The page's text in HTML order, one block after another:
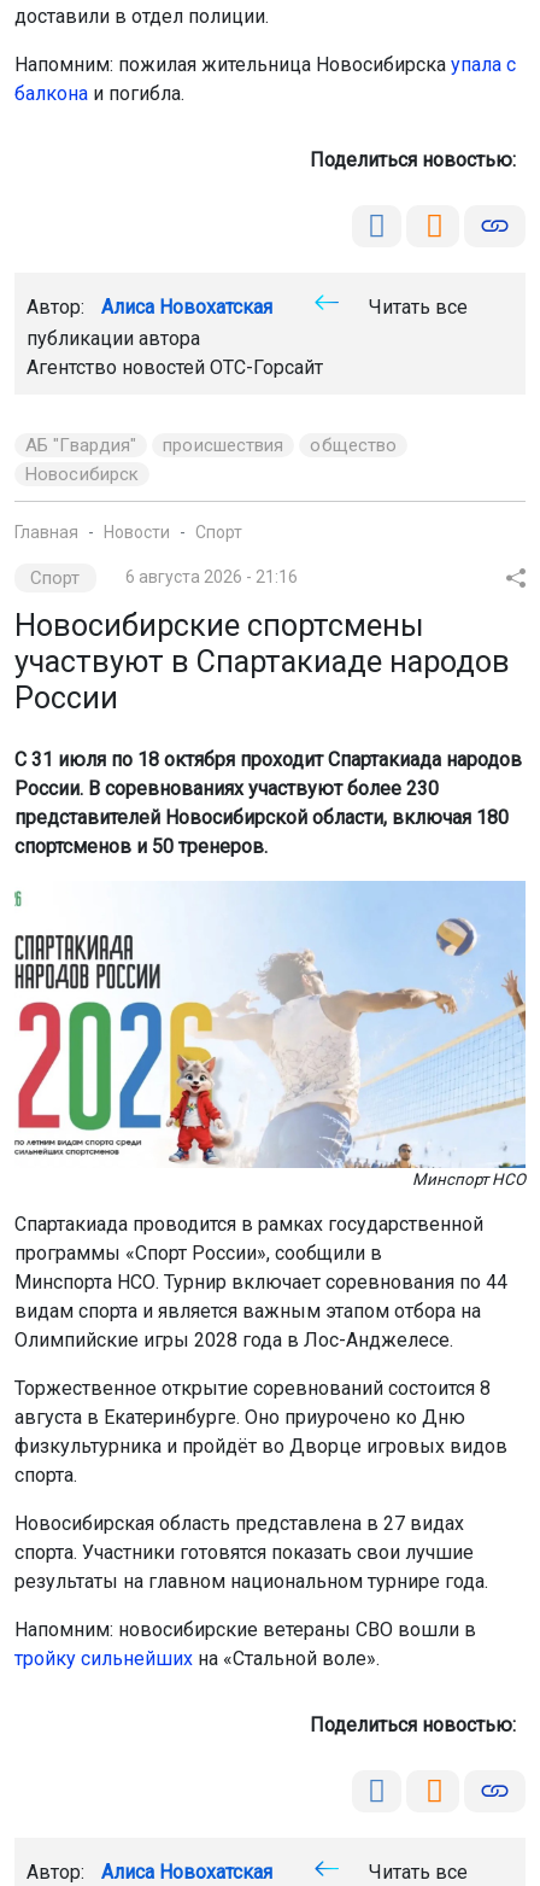
доставили в отдел полиции.
Напомним: пожилая жительница Новосибирска упала с
балкона и погибла.
Поделиться новостью:
Автор: Алиса Новохатская
Читать все
публикации автора
Агентство новостей ОТС-Горсайт
АБ "Гвардия" происшествия
общество
Новосибирск
Главная Новости Спорт
Спорт 6 августа 2026 - 21:16
Новосибирские спортсмены
участвуют в Спартакиаде народов
России
С 31 июля по 18 октября проходит Спартакиада народов
России. В соревнованиях участвуют более 230
представителей Новосибирской области, включая 180
спортсменов и 50 тренеров.
Минспорт НСО
Спартакиада проводится в рамках государственной
программы «Спорт России», сообщили в
Минспорта НСО. Турнир включает соревнования по 44
видам спорта и является важным этапом отбора на
Олимпийские игры 2028 года в Лос-Анджелесе.
Торжественное открытие соревнований состоится 8
августа в Екатеринбурге. Оно приурочено ко Дню
физкультурника и пройдёт во Дворце игровых видов
спорта.
Новосибирская область представлена в 27 видах
спорта. Участники готовятся показать свои лучшие
результаты на главном национальном турнире года.
Напомним: новосибирские ветераны СВО вошли в
тройку сильнейших на «Стальной воле».
Поделиться новостью:
Автор: Алиса Новохатская Читать все